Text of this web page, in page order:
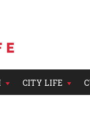
CITY LIFE